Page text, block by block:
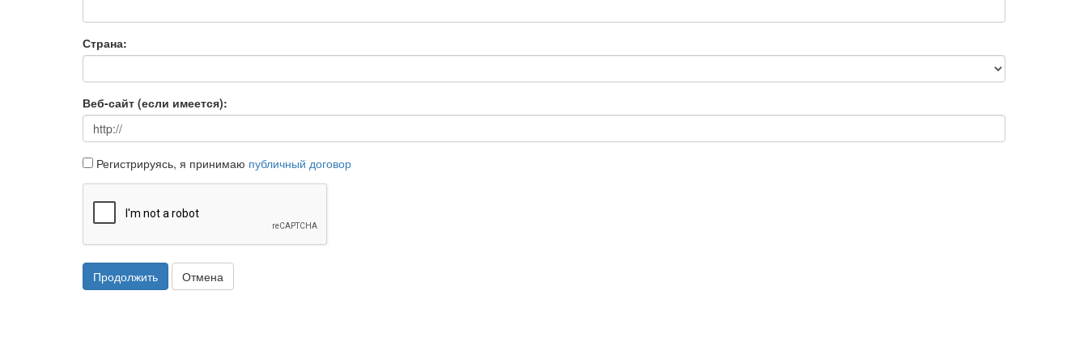
Страна:
Веб-сайт (если имеется):
Регистрируясь, я принимаю публичный договор
Продолжить Отмена